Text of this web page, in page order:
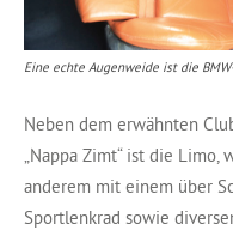
Eine echte Augenweide ist die
Neben dem erwähnten
„Nappa Zimt“ ist die
anderem mit einem über
Sportlenkrad sowie